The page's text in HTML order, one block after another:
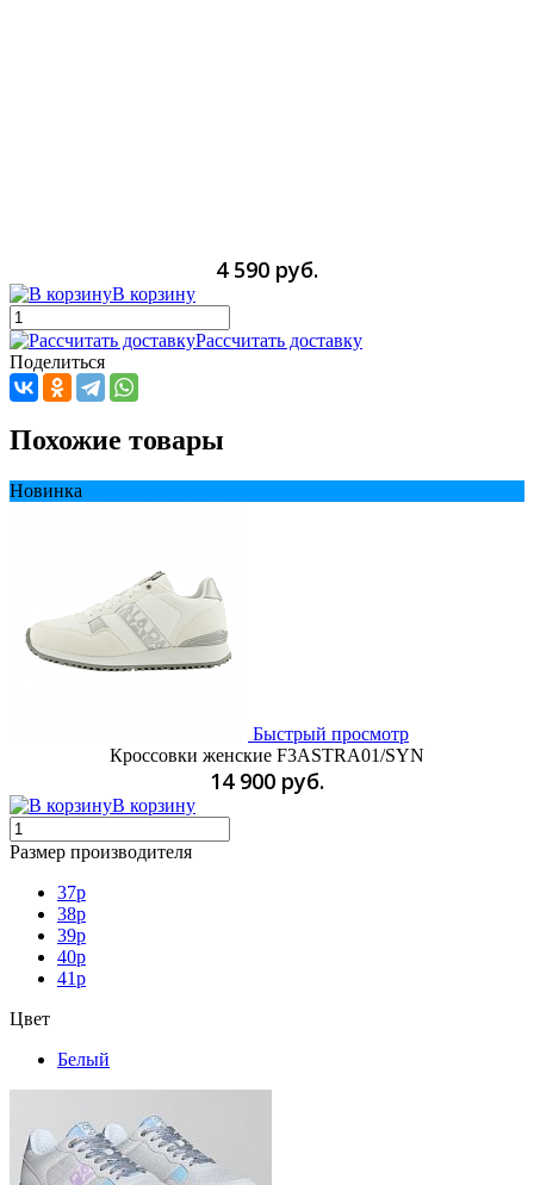
4 590 руб.
В корзину
Рассчитать доставку
Поделиться
Похожие товары
Новинка
Быстрый просмотр
Кроссовки женские F3ASTRA01/SYN
14 900 руб.
В корзину
Размер производителя
37p
38p
39p
40p
41p
Цвет
Белый